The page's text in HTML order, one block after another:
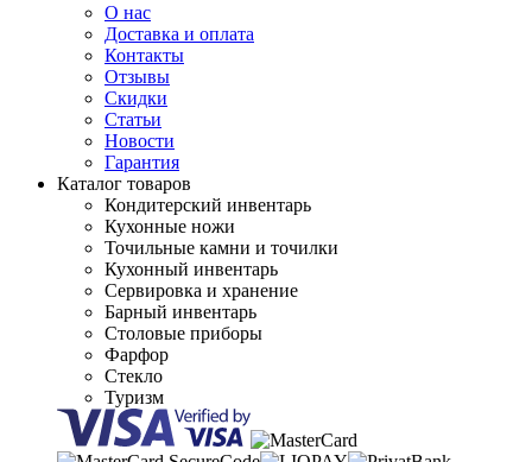
О нас
Доставка и оплата
Контакты
Отзывы
Скидки
Статьи
Новости
Гарантия
Каталог товаров
Кондитерский инвентарь
Кухонные ножи
Точильные камни и точилки
Кухонный инвентарь
Сервировка и хранение
Барный инвентарь
Столовые приборы
Фарфор
Стекло
Туризм